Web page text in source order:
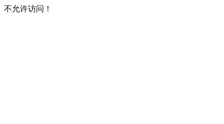
不允许访问！